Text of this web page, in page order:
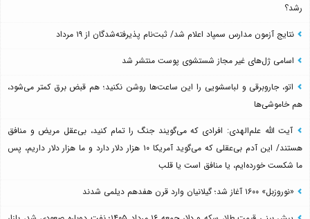
رشد؟
نتایج آزمون مدارس سمپاد اعلام شد/ ثبت‌نام پذیرفته‌شدگان از ۱۹ مرداد
اسامی ژل‌های غیر مجاز شستشوی پوست منتشر شد
اتو، جاروبرقی و لباسشویی را این ساعت‌ها روشن نکنید؛ هم قبض برق کمتر می‌شود،
هم خاموشی‌ها
آیت الله علم‌الهدی: افرادی که می‌گویند جنگ را تمام کنید، بی‌عقل مریض و منافق
هستند/ این آدم بی‌عقلی که می‌گوید آمریکا ۱۰ هزار دلار دارد و ما هزار دلار داریم، پس
ما شکست خورده‌ایم، یا منافق است یا قلب
«نوروزبل» ۱۶۰۰ آغاز شد؛ گیلانیان وارد قرن هفدهم دیلمی شدند